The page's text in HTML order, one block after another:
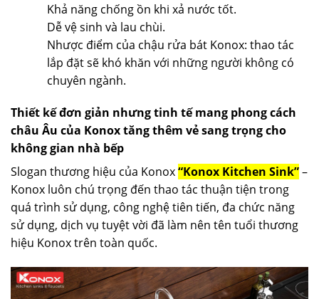
Khả năng chống ồn khi xả nước tốt.
Dễ vệ sinh và lau chùi.
Nhược điểm của chậu rửa bát Konox: thao tác
lắp đặt sẽ khó khăn với những người không có
chuyên ngành.
Thiết kế đơn giản nhưng tinh tế mang phong cách
châu Âu của Konox tăng thêm vẻ sang trọng cho
không gian nhà bếp
Slogan thương hiệu của Konox“Konox Kitchen Sink”–
Konox luôn chú trọng đến thao tác thuận tiện trong
quá trình sử dụng, công nghệ tiên tiến, đa chức năng
sử dụng, dịch vụ tuyệt vời đã làm nên tên tuổi thương
hiệu Konox trên toàn quốc.